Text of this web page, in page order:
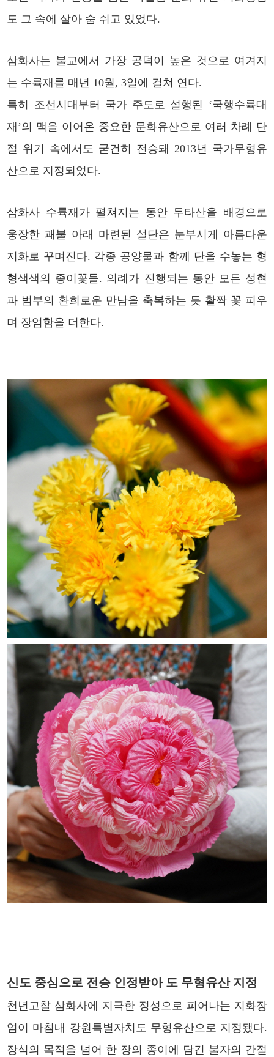
도 그 속에 살아 숨 쉬고 있었다.
삼화사는 불교에서 가장 공덕이 높은 것으로 여겨지
는 수륙재를 매년 10월, 3일에 걸쳐 연다.
특히 조선시대부터 국가 주도로 설행된 ‘국행수륙대
재’의 맥을 이어온 중요한 문화유산으로 여러 차례 단
절 위기 속에서도 굳건히 전승돼 2013년 국가무형유
산으로 지정되었다.
삼화사 수륙재가 펼쳐지는 동안 두타산을 배경으로
웅장한 괘불 아래 마련된 설단은 눈부시게 아름다운
지화로 꾸며진다. 각종 공양물과 함께 단을 수놓는 형
형색색의 종이꽃들. 의례가 진행되는 동안 모든 성현
과 범부의 환희로운 만남을 축복하는 듯 활짝 꽃 피우
며 장엄함을 더한다.
신도 중심으로 전승 인정받아 도 무형유산 지정
천년고찰 삼화사에 지극한 정성으로 피어나는 지화장
엄이 마침내 강원특별자치도 무형유산으로 지정됐다.
장식의 목적을 넘어 한 장의 종이에 담긴 불자의 간절